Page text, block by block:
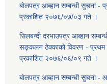
बाेलपत्र आब्हान सम्बन्धी सुचना -
प्रकाशित २०७६/०७/०३ गते ।
सिलबन्दी दरभाउपत्र आब्हान
सङ्कलन ठेक्काकाे विवरण - प्रथम
प्रकाशित २०७६/०६/०९ गते ।
बाेलपत्र आब्हान सम्बन्धी सुचना -